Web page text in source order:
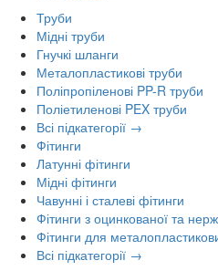
Труби
Мідні труби
Гнучкі шланги
Металопластикові труби
Поліпропіленові PP-R труби
Поліетиленові PEX труби
Всі підкатегорії →
Фітинги
Латунні фітинги
Мідні фітинги
Чавунні і сталеві фітинги
Фітинги з оцинкованої та
Фітинги для
Всі підкатегорії →